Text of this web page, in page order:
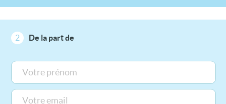
2 De la part de